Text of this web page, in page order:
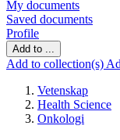
My documents
Saved documents
Profile
Add to ...
Add to collection(s)
Vetenskap
Health Science
Onkologi